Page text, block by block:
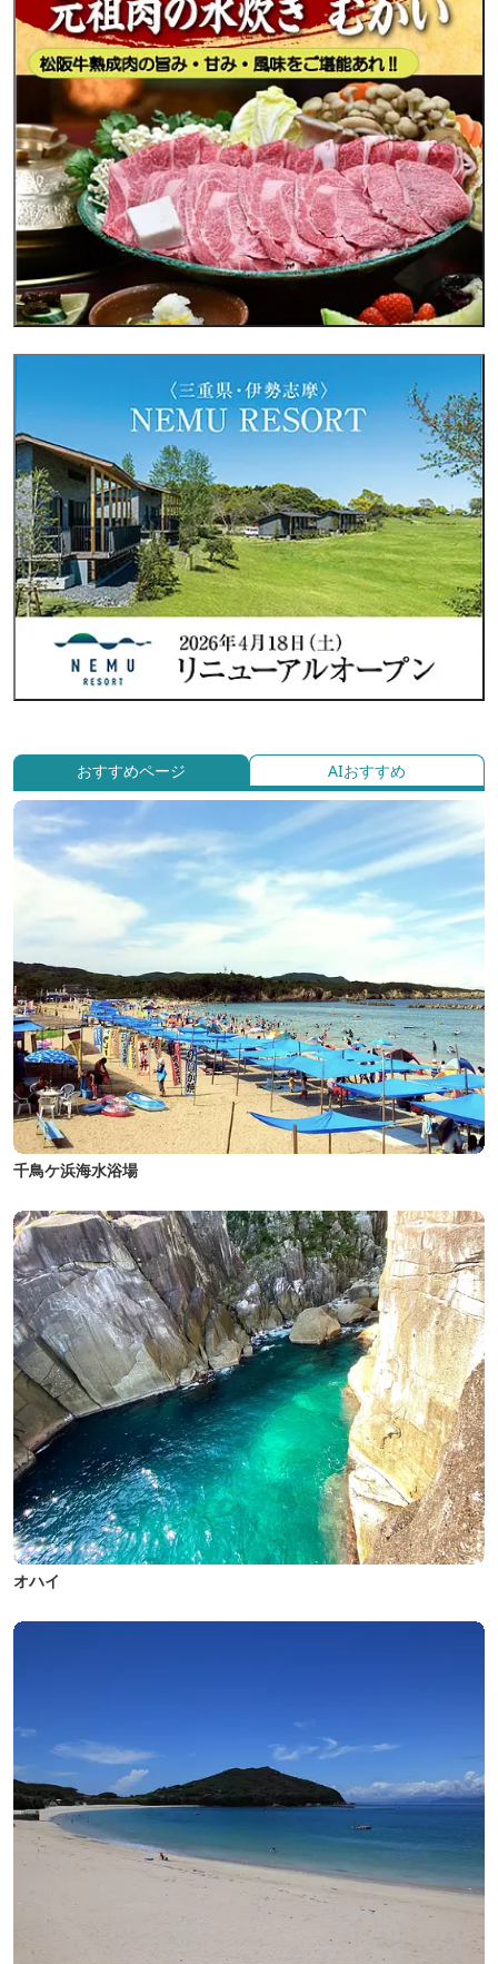
おすすめページ AIおすすめ
千鳥ケ浜海水浴場
オハイ